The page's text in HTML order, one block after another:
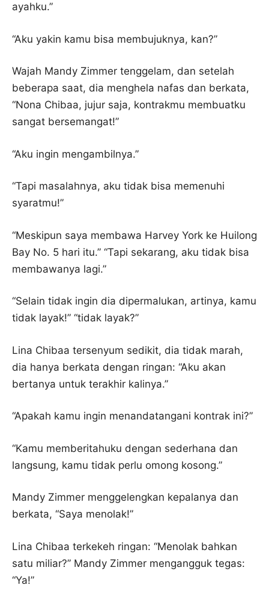
ayahku.”
“Aku yakin kamu bisa membujuknya, kan?”
Wajah Mandy Zimmer tenggelam, dan setelah
beberapa saat, dia menghela nafas dan berkata,
“Nona Chibaa, jujur saja, kontrakmu membuatku
sangat bersemangat!”
“Aku ingin mengambilnya.”
“Tapi masalahnya, aku tidak bisa memenuhi
syaratmu!”
“Meskipun saya membawa Harvey York ke Huilong
Bay No. 5 hari itu.” “Tapi sekarang, aku tidak bisa
membawanya lagi.”
“Selain tidak ingin dia dipermalukan, artinya, kamu
tidak layak!” “tidak layak?”
Lina Chibaa tersenyum sedikit, dia tidak marah,
dia hanya berkata dengan ringan: “Aku akan
bertanya untuk terakhir kalinya.”
“Apakah kamu ingin menandatangani kontrak ini?”
“Kamu memberitahuku dengan sederhana dan
langsung, kamu tidak perlu omong kosong.”
Mandy Zimmer menggelengkan kepalanya dan
berkata, “Saya menolak!”
Lina Chibaa terkekeh ringan: “Menolak bahkan
satu miliar?” Mandy Zimmer mengangguk tegas:
“Ya!”